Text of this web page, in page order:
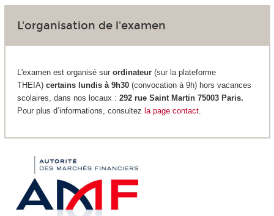
L'organisation de l'examen
L'examen est organisé sur ordinateur (sur la plateforme
THEIA)certains lundis à 9h30(convocation à 9h) hors vacances
scolaires, dans nos locaux : 292 rue Saint Martin 75003 Paris.
Pour plus d’informations, consultez la page contact.